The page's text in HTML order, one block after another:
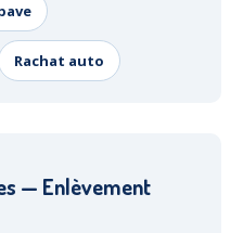
Rachat auto
— Enlèvement